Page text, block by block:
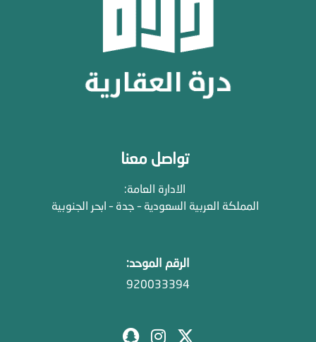
تواصل معنا
الادارة العامة:
المملكة العربية السعودية – جدة – ابحر الجنوبية
الرقم الموحد:
920033394